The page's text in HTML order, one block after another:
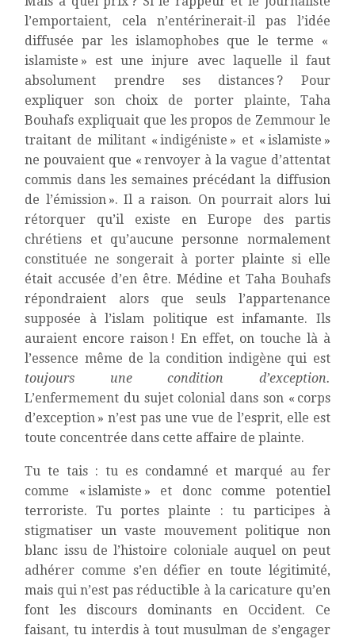
l’emportaient, cela n’entérinerait-il pas l’idée
diffusée par les islamophobes que le terme «
islamiste » est une injure avec laquelle il faut
absolument prendre ses distances ? Pour
expliquer son choix de porter plainte, Taha
Bouhafs expliquait que les propos de Zemmour le
traitant de militant « indigéniste » et « islamiste »
ne pouvaient que « renvoyer à la vague d’attentat
commis dans les semaines précédant la diffusion
de l’émission ». Il a raison. On pourrait alors lui
rétorquer qu’il existe en Europe des partis
chrétiens et qu’aucune personne normalement
constituée ne songerait à porter plainte si elle
était accusée d’en être. Médine et Taha Bouhafs
répondraient alors que seuls l’appartenance
supposée à l’islam politique est infamante. Ils
auraient encore raison ! En effet, on touche là à
l’essence même de la condition indigène qui est
toujours une condition d’exception.
L’enfermement du sujet colonial dans son « corps
d’exception » n’est pas une vue de l’esprit, elle est
toute concentrée dans cette affaire de plainte.
Tu te tais : tu es condamné et marqué au fer
comme « islamiste » et donc comme potentiel
terroriste. Tu portes plainte : tu participes à
stigmatiser un vaste mouvement politique non
blanc issu de l’histoire coloniale auquel on peut
adhérer comme s’en défier en toute légitimité,
mais qui n’est pas réductible à la caricature qu’en
font les discours dominants en Occident. Ce
faisant, tu interdis à tout musulman de s’engager